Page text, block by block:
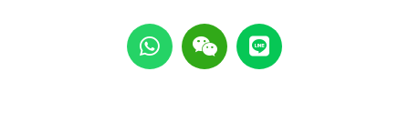
W
h
a
W
e
i
L
i
n